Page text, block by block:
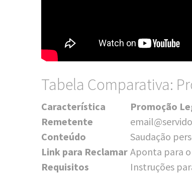
Tabela Comparativa:
Carac­te­rí­sti­ca Pro­mo­ção
Reme­ten­te
Con­teú­do
Sau­da­ção
Link para Reclamar Apon­ta para
Requi­si­tos
Instru­ções